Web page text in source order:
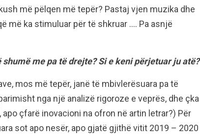
më pëlqen më tepër? Pastaj vjen muzika dhe
më ka stimuluar për të shkruar …. Pa asnjë
me pa të drejte? Si e keni përjetuar ju atë?
mos më tepër, janë të mbivlerësuara pa të
nga një analizë rigoroze e veprës, dhe çka
çfarë inovacioni na ofron në artin letrar?) Për
sot apo nesër, apo gjatë gjithë vitit 2019 – 2020